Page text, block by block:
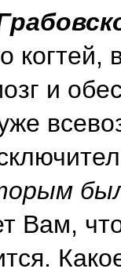
и
Вам,